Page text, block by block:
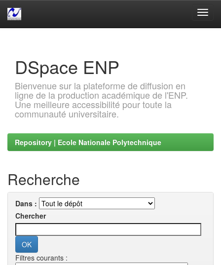
DSpace ENP
Bienvenue sur la plateforme de diffusion en
ligne de la production académique de l'ENP.
Une meilleure accessibilité pour toute la
communauté universitaire.
Repository | Ecole Nationale Polytechnique
Recherche
Dans :
Chercher
Filtres courants :